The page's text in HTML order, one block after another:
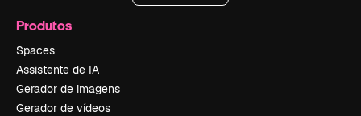
Produtos
Spaces
Assistente de IA
Gerador de imagens
Gerador de vídeos